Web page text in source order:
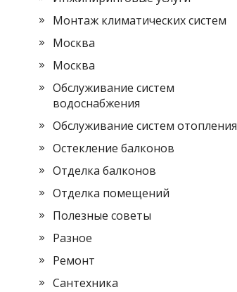
Монтаж климатических систем
Москва
Москва
Обслуживание систем
водоснабжения
Обслуживание систем отопления
Остекление балконов
Отделка балконов
Отделка помещений
Полезные советы
Разное
Ремонт
Сантехника